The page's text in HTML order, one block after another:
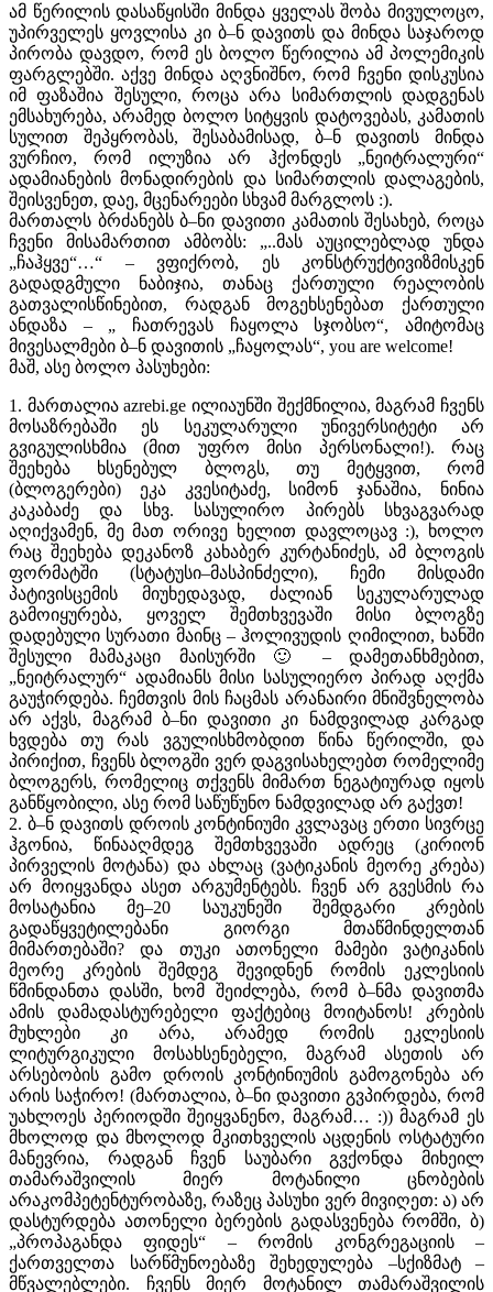
ამ წერილის დასაწყისში მინდა ყველას შობა მივულოცო,
უპირველეს ყოვლისა კი ბ–ნ დავითს და მინდა საჯაროდ
პირობა დავდო, რომ ეს ბოლო წერილია ამ პოლემიკის
ფარგლებში. აქვე მინდა აღვნიშნო, რომ ჩვენი დისკუსია
იმ ფაზაშია შესული, როცა არა სიმართლის დადგენას
ემსახურება, არამედ ბოლო სიტყვის დატოვებას, კამათის
სულით შეპყრობას, შესაბამისად, ბ–ნ დავითს მინდა
ვურჩიო, რომ ილუზია არ ჰქონდეს „ნეიტრალური“
ადამიანების მონადირების და სიმართლის დალაგების,
შეისვენეთ, დაე, მცენარეები სხვამ მარგლოს :).
მართალს ბრძანებს ბ–ნი დავითი კამათის შესახებ, როცა
ჩვენი მისამართით ამბობს: „..მას აუცილებლად უნდა
„ჩაჰყვე“…“ – ვფიქრობ, ეს კონსტრუქტივიზმისკენ
გადადგმული ნაბიჯია, თანაც ქართული რეალობის
გათვალისწინებით, რადგან მოგეხსენებათ ქართული
ანდაზა – „ ჩათრევას ჩაყოლა სჯობსო“, ამიტომაც
მივესალმები ბ–ნ დავითის „ჩაყოლას“, you are welcome!
მაშ, ასე ბოლო პასუხები:
1. მართალია azrebi.ge ილიაუნში შექმნილია, მაგრამ ჩვენს
მოსაზრებაში ეს სეკულარული უნივერსიტეტი არ
გვიგულისხმია (მით უფრო მისი პერსონალი!). რაც
შეეხება ხსენებულ ბლოგს, თუ მეტყვით, რომ
(ბლოგერები) ეკა კვესიტაძე, სიმონ ჯანაშია, ნინია
კაკაბაძე და სხვ. სასულირო პირებს სხვაგვარად
აღიქვამენ, მე მათ ორივე ხელით დავლოცავ :), ხოლო
რაც შეეხება დეკანოზ კახაბერ კურტანიძეს, ამ ბლოგის
ფორმატში (სტატუსი–მასპინძელი), ჩემი მისდამი
პატივისცემის მიუხედავად, ძალიან სეკულარულად
გამოიყურება, ყოველ შემთხვევაში მისი ბლოგზე
დადებული სურათი მაინც – ჰოლივუდის ღიმილით, ხანში
შესული მამაკაცი მაისურში 🙂 – დამეთანხმებით,
„ნეიტრალურ“ ადამიანს მისი სასულიერო პირად აღქმა
გაუჭირდება. ჩემთვის მის ჩაცმას არანაირი მნიშვნელობა
არ აქვს, მაგრამ ბ–ნი დავითი კი ნამდვილად კარგად
ხვდება თუ რას ვგულისხმობდით წინა წერილში, და
პირიქით, ჩვენს ბლოგში ვერ დაგვისახელებთ რომელიმე
ბლოგერს, რომელიც თქვენს მიმართ ნეგატიურად იყოს
განწყობილი, ასე რომ საწუწუნო ნამდვილად არ გაქვთ!
2. ბ–ნ დავითს დროის კონტინიუმი კვლავაც ერთი სივრცე
ჰგონია, წინააღმდეგ შემთხვევაში ადრეც (კირიონ
პირველის მოტანა) და ახლაც (ვატიკანის მეორე კრება)
არ მოიყვანდა ასეთ არგუმენტებს. ჩვენ არ გვესმის რა
მოსატანია მე–20 საუკუნეში შემდგარი კრების
გადაწყვეტილებანი გიორგი მთაწმინდელთან
მიმართებაში? და თუკი ათონელი მამები ვატიკანის
მეორე კრების შემდეგ შევიდნენ რომის ეკლესიის
წმინდანთა დასში, ხომ შეიძლება, რომ ბ–ნმა დავითმა
ამის დამადასტურებელი ფაქტებიც მოიტანოს! კრების
მუხლები კი არა, არამედ რომის ეკლესიის
ლიტურგიკული მოსახსენებელი, მაგრამ ასეთის არ
არსებობის გამო დროის კონტინიუმის გამოგონება არ
არის საჭირო! (მართალია, ბ–ნი დავითი გვპირდება, რომ
უახლოეს პერიოდში შეიყვანენო, მაგრამ… :)) მაგრამ ეს
მხოლოდ და მხოლოდ მკითხველის აცდენის ოსტატური
მანევრია, რადგან ჩვენ საუბარი გვქონდა მიხეილ
თამარაშვილის მიერ მოტანილი ცნობების
არაკომპეტენტურობაზე, რაზეც პასუხი ვერ მივიღეთ: ა) არ
დასტურდება ათონელი ბერების გადასვენება რომში, ბ)
„პროპაგანდა ფიდეს“ – რომის კონგრეგაციის –
ქართველთა სარწმუნოებაზე შეხედულება –სქიზმატ –
მწვალებლები. ჩვენს მიერ მოტანილ თამარაშვილის